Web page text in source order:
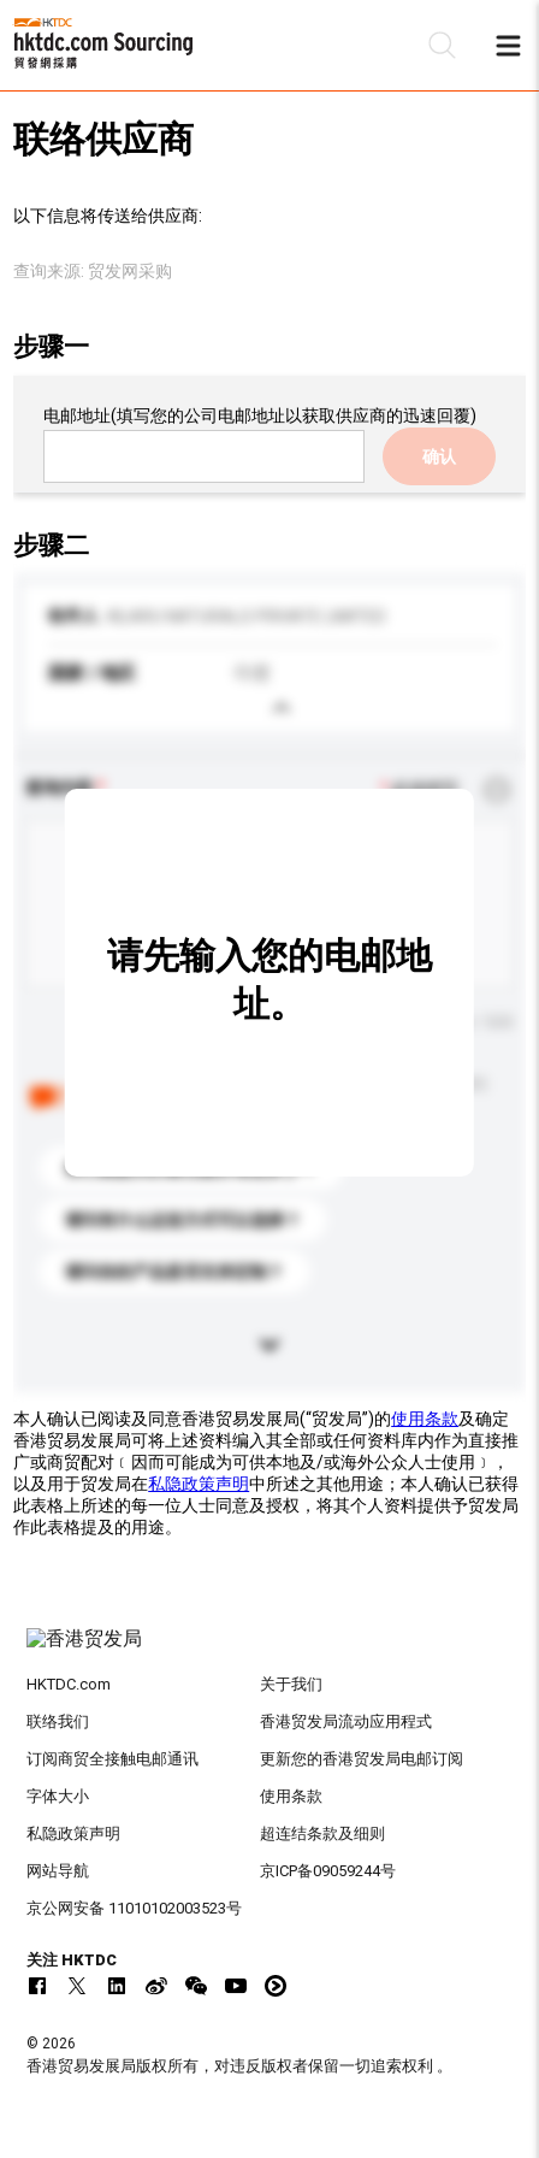
联络供应商
以下信息将传送给供应商:
查询来源: 贸发网采购
步骤一
电邮地址(填写您的公司电邮地址以获取供应商的迅速回覆)
确认
步骤二
收件人
国家 / 地区
查询内容 *必须填写
你们能提供的最优惠价格是多少？
请问有什么运送方式可以选择？
请问你的产品是否支持定制？
请先输入您的电邮地
址。
本人确认已阅读及同意香港贸易发展局(“贸发局”)的使用条款及确定
香港贸易发展局可将上述资料编入其全部或任何资料库内作为直接推
广或商贸配对﹝因而可能成为可供本地及/或海外公众人士使用﹞，
以及用于贸发局在私隐政策声明中所述之其他用途；本人确认已获得
此表格上所述的每一位人士同意及授权，将其个人资料提供予贸发局
作此表格提及的用途。
HKTDC.com 关于我们
联络我们 香港贸发局流动应用程式
订阅商贸全接触电邮通讯 更新您的香港贸发局电邮订阅
字体大小 使用条款
私隐政策声明 超连结条款及细则
网站导航 京ICP备09059244号
京公网安备 11010102003523号
关注 HKTDC
© 2026
香港贸易发展局版权所有，对违反版权者保留一切追索权利 。